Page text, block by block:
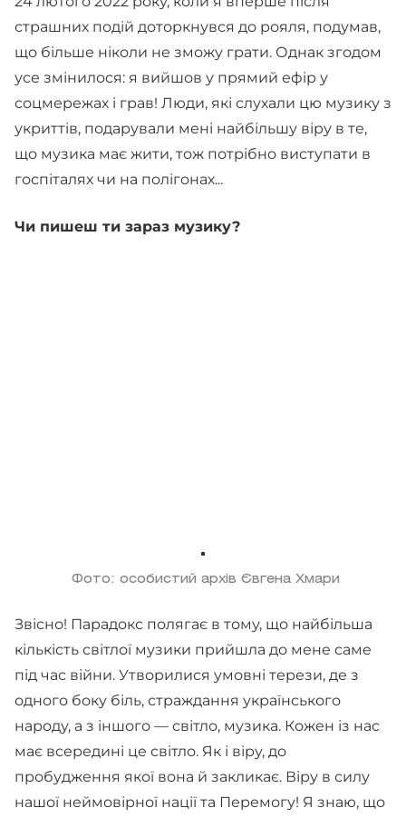
страшних подій доторкнувся до рояля, подумав,
що більше ніколи не зможу грати. Однак згодом
усе змінилося: я вийшов у прямий ефір у
соцмережах і грав! Люди, які слухали цю музику з
укриттів, подарували мені найбільшу віру в те,
що музика має жити, тож потрібно виступати в
госпіталях чи на полігонах...
Чи пишеш ти зараз музику?
Фото: особистий архів Євгена Хмари
Звісно! Парадокс полягає в тому, що найбільша
кількість світлої музики прийшла до мене саме
під час війни. Утворилися умовні терези, де з
одного боку біль, страждання українського
народу, а з іншого — світло, музика. Кожен із нас
має всередині це світло. Як і віру, до
пробудження якої вона й закликає. Віру в силу
нашої неймовірної нації та Перемогу! Я знаю, що